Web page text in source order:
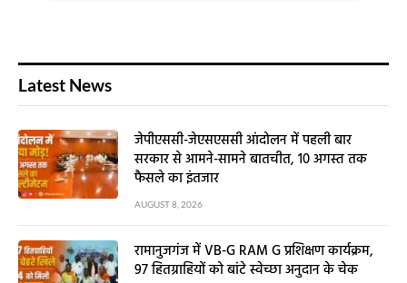
Latest News
जेपीएससी-जेएसएससी आंदोलन में पहली बार
सरकार से आमने-सामने बातचीत, 10 अगस्त तक
फैसले का इंतजार
AUGUST 8, 2026
रामानुजगंज में VB-G RAM G प्रशिक्षण कार्यक्रम,
97 हितग्राहियों को बांटे स्वेच्छा अनुदान के चेक